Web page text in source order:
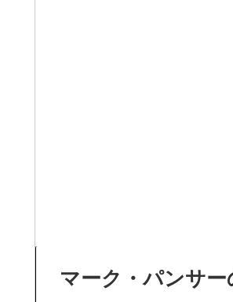
マーク・パンサ